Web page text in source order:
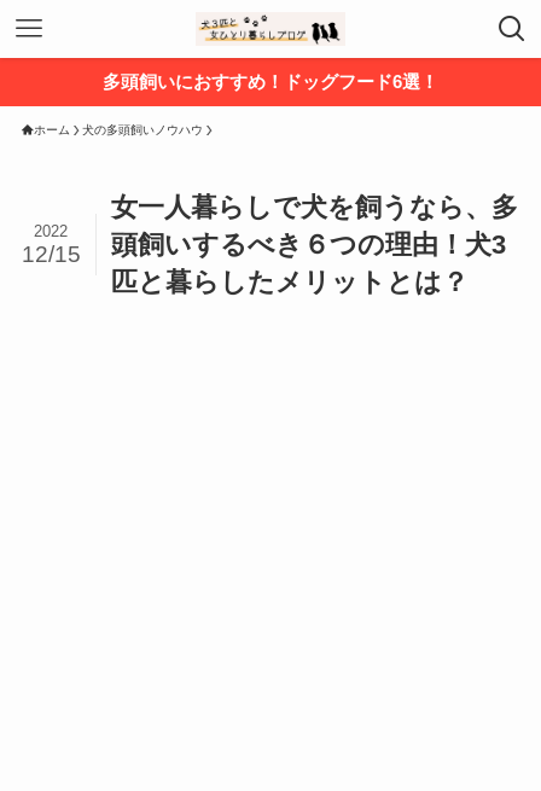
多頭飼いにおすすめ！ドッグフード6選！
ホーム 犬の多頭飼いノウハウ
女一人暮らしで犬を飼うなら、多
頭飼いするべき６つの理由！犬3
匹と暮らしたメリットとは？
2022
12/15